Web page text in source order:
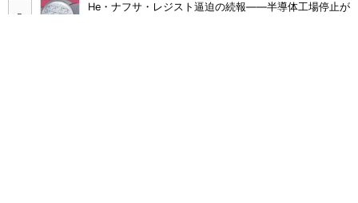
He・ナフサ・レジスト逼迫の続報――半導体工場停止が